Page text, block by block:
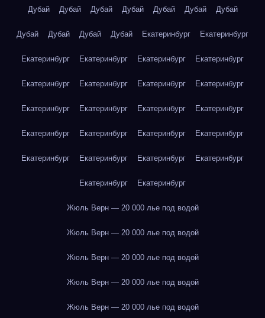
Дубай Дубай Дубай Дубай Дубай Дубай Дубай
Дубай Дубай Дубай Дубай Екатеринбург Екатеринбург
Екатеринбург Екатеринбург Екатеринбург Екатеринбург
Екатеринбург Екатеринбург Екатеринбург Екатеринбург
Екатеринбург Екатеринбург Екатеринбург Екатеринбург
Екатеринбург Екатеринбург Екатеринбург Екатеринбург
Екатеринбург Екатеринбург Екатеринбург Екатеринбург
Екатеринбург Екатеринбург
Жюль Верн — 20 000 лье под водой
Жюль Верн — 20 000 лье под водой
Жюль Верн — 20 000 лье под водой
Жюль Верн — 20 000 лье под водой
Жюль Верн — 20 000 лье под водой